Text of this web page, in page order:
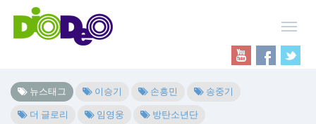
뉴스태그 이승기 손흥민
송중기
더 글로리
임영웅 방탄소년단